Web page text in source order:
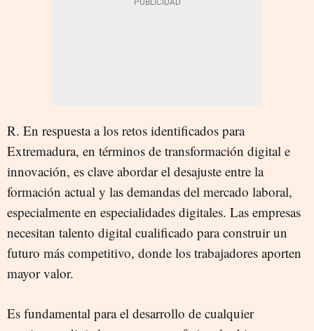
R. En respuesta a los retos identificados para
Extremadura, en términos de transformación digital e
innovación, es clave abordar el desajuste entre la
formación actual y las demandas del mercado laboral,
especialmente en especialidades digitales. Las empresas
necesitan talento digital cualificado para construir un
futuro más competitivo, donde los trabajadores aporten
mayor valor.
Es fundamental para el desarrollo de cualquier